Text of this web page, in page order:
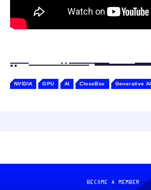
NVIDIA GPU AI CloseBox Generative AI
BECOME A MEMBER